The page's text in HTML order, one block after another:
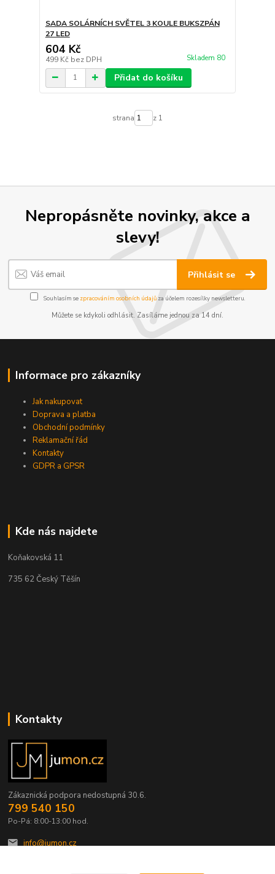
SADA SOLÁRNÍCH SVĚTEL 3 KOULE BUKSZPÁN
27 LED
604 Kč
499 Kč bez DPH Skladem 80
Přidat do košíku
strana z 1
Nepropásněte novinky, akce a
slevy!
Přihlásit se
Souhlasím se zpracováním osobních údajůza účelem rozesílky newsletteru.
Můžete se kdykoli odhlásit. Zasíláme jednou za 14 dní.
Informace pro zákazníky
Jak nakupovat
Doprava a platba
Obchodní podmínky
Reklamační řád
Kontakty
GDPR a GPSR
Kde nás najdete
Koňakovská 11
735 62 Český Těšín
Kontakty
Zákaznická podpora nedostupná 30.6.
799 540 150
Po-Pá: 8:00-13:00 hod.
info@jumon.cz